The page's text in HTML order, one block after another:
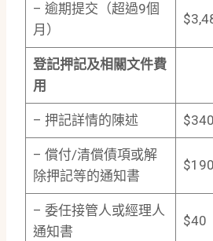
– 逾期提交（超過9個
月）
登記押記及相關文件費
用
– 押記詳情的陳述 $340
– 償付/清償債項或解
除押記等的通知書
$190
– 委任接管人或經理人
通知書
$40